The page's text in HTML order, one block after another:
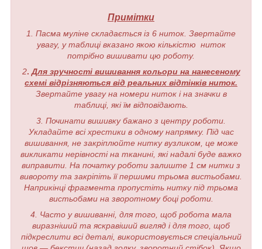
Примітки
1. Пасма муліне складається із 6 ниток. Звертайте
увагу, у таблиці вказано якою кількістю ниток
потрібно вишивати цю роботу.
2. Для зручності вишивання кольори на нанесеному
схемі відрізняються від реальних відтінків ниток.
Звертайте увагу на номери ниток і на значки в
таблиці, які їм відповідають.
3. Починати вишивку бажано з центру роботи.
Укладайте всі хрестики в одному напрямку. Під час
вишивання, не закріплюйте нитку вузликом, це може
викликати нерівності на тканині, які надалі буде важко
виправити. На початку роботи залиште 1 см нитки з
вивороту та закріпіть її першими трьома вистьобами.
Наприкінці фрагмента пропустіть нитку під трьома
вистьобами на зворотному боці роботи.
4. Часто у вишиванні, для того, щоб робота мала
виразніший та яскравіший вигляд і для того, щоб
підкреслити всі деталі, використовується спеціальний